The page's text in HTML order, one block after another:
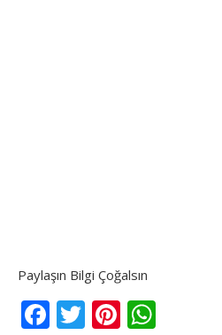
Paylaşın Bilgi Çoğalsın
Facebook
TwitterPinterest